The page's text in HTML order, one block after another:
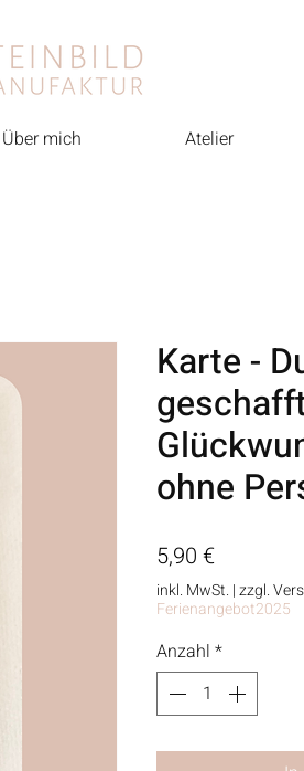
Über mich Atelier
Karte -
ohne
5,90 €Preis
inkl. MwSt. |zzgl.
Ferienangebot2025
Anzahl *